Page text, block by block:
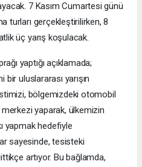
7 Kasım Cumartesi günü
turları gerçekleştirilirken, 8
üç yarış koşulacak.
yaptığı açıklamada;
bir uluslararası yarışın
bölgemizdeki otomobil
merkezi yaparak, ülkemizin
yapmak hedefiyle
sayesinde, tesisteki
artıyor. Bu bağlamda,